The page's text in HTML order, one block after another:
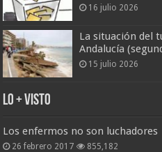
16 julio 2026
La situación del
Andalucía
15 julio 2026
Lo + Visto
Los enfermos no son luchadores
26 febrero 2017 855,182